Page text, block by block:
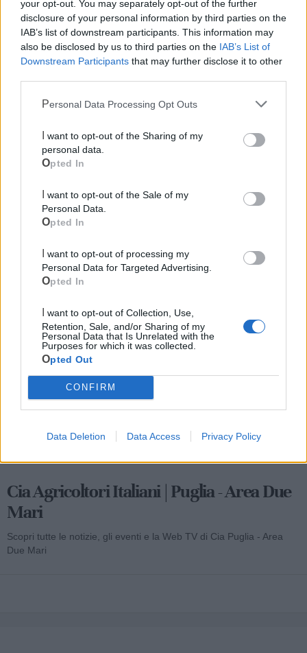
your opt-out. You may separately opt-out of the further
disclosure of your personal information by third parties on the
IAB’s list of downstream participants. This information may
also be disclosed by us to third parties on the IAB’s List of
Downstream Participants that may further disclose it to other
Personal Data Processing Opt Outs
personal data.
Opted In
Personal Data.
Opted In
Personal Data for Targeted Advertising.
Opted In
Retention, Sale, and/or Sharing of my
Personal Data that Is Unrelated with the
Purposes for which it was collected.
Opted Out
CONFIRM
Data Deletion Data Access Privacy Policy
Ecocentro e rifiuti
Mondo CIA
Cia Agricoltori Italiani | Puglia - Area Due
Mari
Scopri tutte le notizie, gli eventi e la Web TV di Cia Puglia - Area
Due Mari